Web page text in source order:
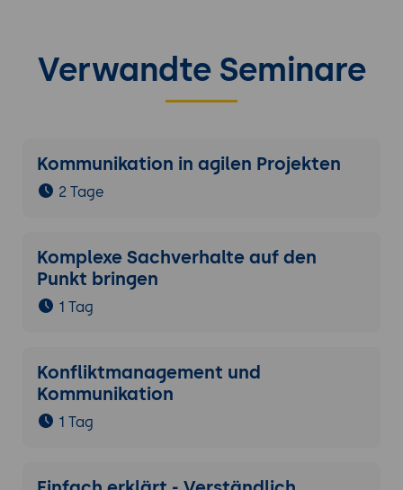
Verwandte Seminare
Kommunikation in agilen Projekten
2 Tage
Komplexe Sachverhalte auf den
Punkt bringen
1 Tag
Konfliktmanagement und
Kommunikation
1 Tag